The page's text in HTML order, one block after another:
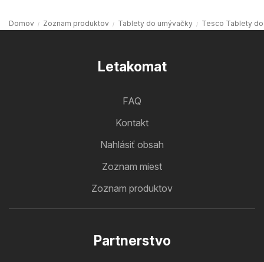
Domov Zoznam produktov Tablety do umývačky Tesco Tablety
Letakomat
FAQ
Kontakt
Nahlásiť obsah
Zoznam miest
Zoznam produktov
Partnerstvo